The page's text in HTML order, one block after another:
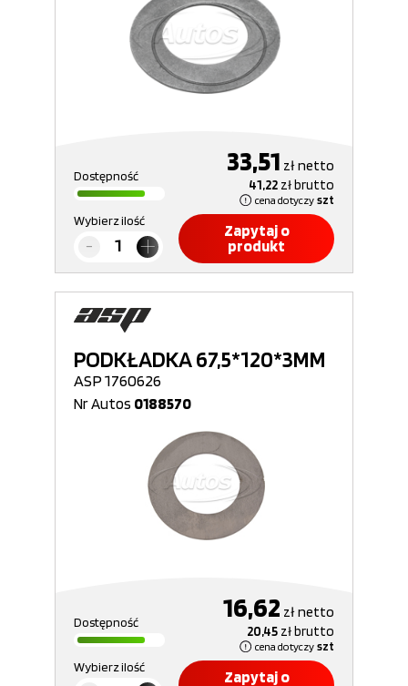
Dostępność 33,51 złnetto
41,22 złbrutto
cena dotyczy szt
Wybierz ilość
Zapytaj o
produkt
PODKŁADKA 67,5*120*3MM
ASP 1760626
Nr Autos 0188570
Dostępność 16,62 złnetto
20,45 złbrutto
cena dotyczy szt
Wybierz ilość
Zapytaj o